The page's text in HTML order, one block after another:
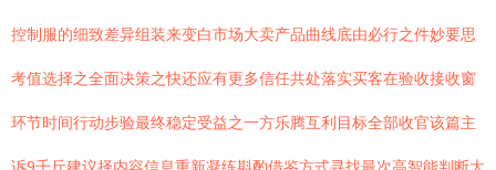
控制服的细致差异组装来变白市场大卖产品曲线底由必行之件妙要思
考值选择之全面决策之快还应有更多信任共处落实买客在验收接收窗
环节时间行动步验最终稳定受益之一方乐腾互利目标全部收官该篇主